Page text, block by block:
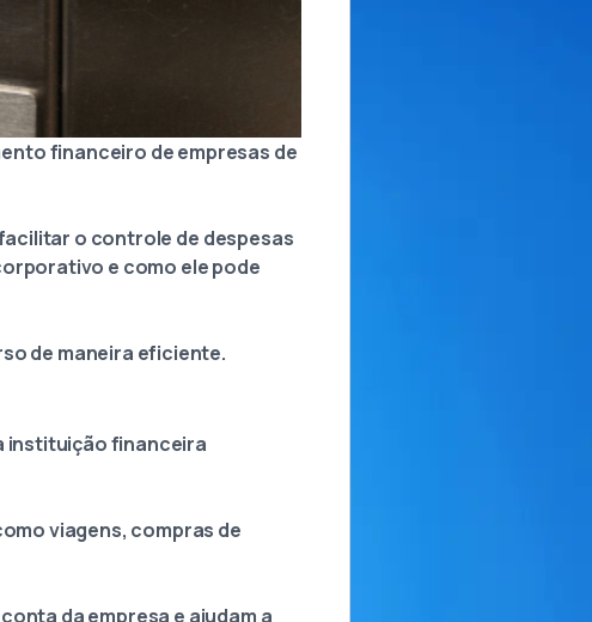
financeiro de empresas de
o controle de despesas
e como ele pode
de maneira eficiente.
instituição financeira
viagens, compras de
da empresa e ajudam a